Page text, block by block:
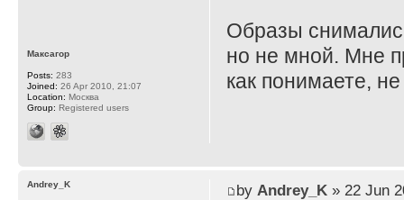
Образы
но не мной. Мне
как понимаете,
Максагор
Posts: 283
Joined: 26 Apr 2010, 21:07
Location: Москва
Group: Registered users
by Andrey_K» 22 Jun
Andrey_K